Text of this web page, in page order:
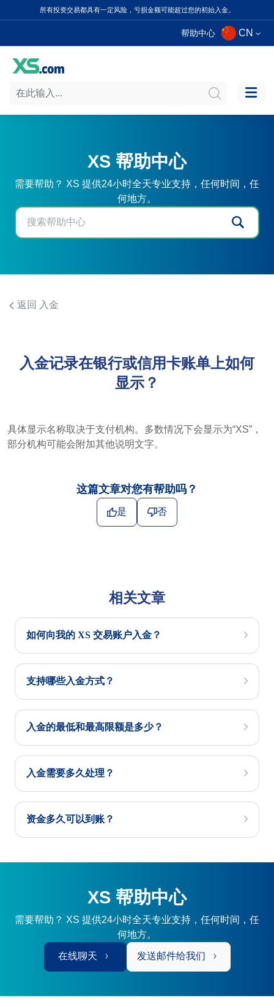
所有投资交易都具有一定风险，亏损金额可能超过您的初始入金。
帮助中心 CN
XS 帮助中心
需要帮助？ XS 提供24小时全天专业支持，任何时间，任
何地方。
返回 入金
入金记录在银行或信用卡账单上如何
显示？
具体显示名称取决于支付机构。多数情况下会显示为“XS”，
部分机构可能会附加其他说明文字。
这篇文章对您有帮助吗？
是 否
相关文章
如何向我的 XS 交易账户入金？
支持哪些入金方式？
入金的最低和最高限额是多少？
入金需要多久处理？
资金多久可以到账？
XS 帮助中心
需要帮助？ XS 提供24小时全天专业支持，任何时间，任
何地方。
在线聊天 发送邮件给我们